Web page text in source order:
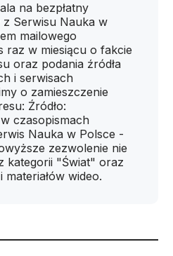
na bezpłatny
Serwisu Nauka w
mailowego
raz w miesiącu o fakcie
oraz podania źródła
i serwisach
o zamieszczenie
Źródło:
czasopismach
Nauka w Polsce -
zezwolenie nie
kategorii "Świat" oraz
wideo.